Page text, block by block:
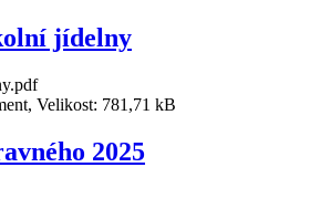
jídelny
Velikost: 781,71 kB
2025